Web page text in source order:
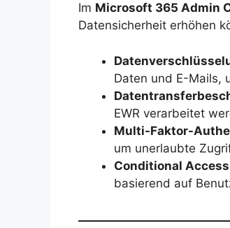
Im Microsoft 365 Admin
Datensicherheit erhöhen
Daten und E-Mails,
EWR verarbeitet
Multi-Faktor-
um unerlaubte
Conditional Access
basierend auf